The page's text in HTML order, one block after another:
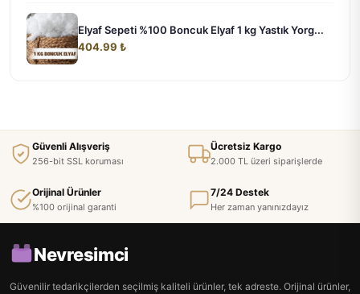
Elyaf Sepeti %100 Boncuk Elyaf 1 kg Yastık Yorg...
404.99 ₺
Güvenli Alışveriş
256-bit SSL koruması
Ücretsiz Kargo
2.000 TL üzeri siparişlerde
Orijinal Ürünler
%100 orijinal garanti
7/24 Destek
Her zaman yanınızdayız
Nevresimci
Güvenilir tedarikçilerden seçilmiş kaliteli ürünler, tek adreste. Orijinal ürünler,